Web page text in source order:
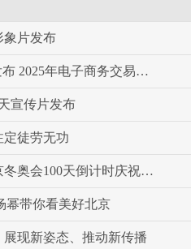
象片发布
“十四五”电子商务发展规划发布 2025年电子商务交易额预期达46万亿元
宣传片发布
定徒劳无功
中国驻西班牙大使馆举行北京冬奥会100天倒计时庆祝活动
幂带你看美好北京
现新姿态、推动新传播